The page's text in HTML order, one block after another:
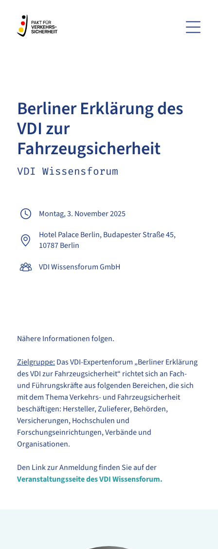
Menü
Berliner Erklärung des
VDI zur
Fahrzeugsicherheit
VDI Wissensforum
Montag, 3. November 2025
Hotel Palace Berlin Budapester Straße 45
10787 Berlin
VDI Wissensforum GmbH
Nähere Informationen folgen.
Zielgruppe: Das VDI-Expertenforum „Berliner Erklärung
des VDI zur Fahrzeugsicherheit“ richtet sich an Fach-
und Führungskräfte aus folgenden Bereichen, die sich
mit dem Thema Verkehrs- und Fahrzeugsicherheit
beschäftigen: Hersteller, Zulieferer, Behörden,
Versicherungen, Hochschulen und
Forschungseinrichtungen, Verbände und
Organisationen.
Den Link zur Anmeldung finden Sie auf der
Veranstaltungsseite des VDI Wissensforum.